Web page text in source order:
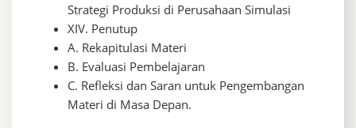
Strategi Produksi di Perusahaan Simulasi
XIV. Penutup
A. Rekapitulasi Materi
B. Evaluasi Pembelajaran
C. Refleksi dan Saran untuk Pengembangan
Materi di Masa Depan.